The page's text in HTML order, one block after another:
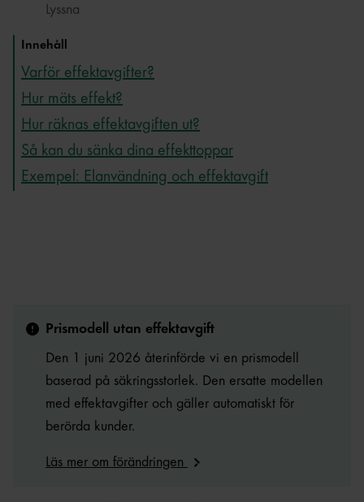
Lyssna
Innehåll
Varför effektavgifter?
Hur mäts effekt?
Hur räknas effektavgiften ut?
Så kan du sänka dina effekttoppar
Exempel: Elanvändning och effektavgift
Prismodell utan effektavgift
Den 1 juni 2026 återinförde vi en prismodell
baserad på säkringsstorlek. Den ersatte modellen
med effektavgifter och gäller automatiskt för
berörda kunder.
Läs mer om förändringen